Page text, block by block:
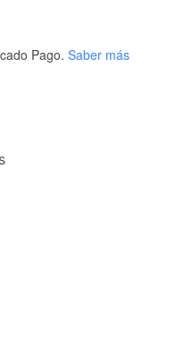
Pago. Saber más